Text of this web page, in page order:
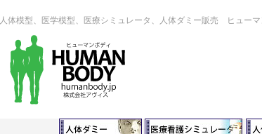
人体模型、医学模型、医療シミュレータ、人体ダミー販売 ヒューマ